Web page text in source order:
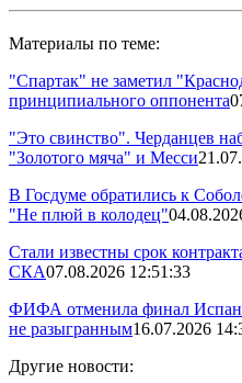
Материалы по теме:
"Спартак" не заметил
принципиального оппонента
"Это свинство". Черданцев
"Золотого мяча" и Месси
В Госдуме обратились к
"Не плюй в колодец"
Стали известны срок
СКА07.08.2026 12:51:33
ФИФА отменила финал
не разыгранным16.07.2026
Другие новости: